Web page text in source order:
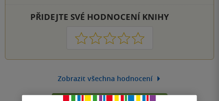
PŘIDEJTE SVÉ HODNOCENÍ KNIHY
1 2 3 4 5
Zobrazit všechna hodnocení